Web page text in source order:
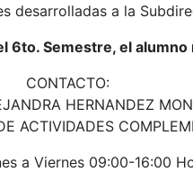
desarrolladas a la
6to. Semestre, el
CONTACTO:
HERNANDEZ
ACTIVIDADES
a Viernes 09:00-16:00